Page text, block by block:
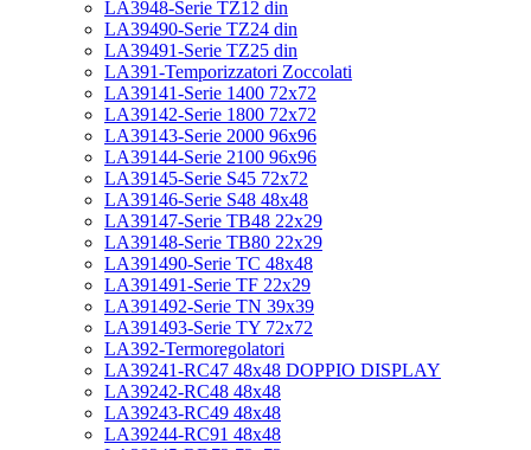
LA3948-Serie TZ12 din
LA39490-Serie TZ24 din
LA39491-Serie TZ25 din
LA391-Temporizzatori Zoccolati
LA39141-Serie 1400 72x72
LA39142-Serie 1800 72x72
LA39143-Serie 2000 96x96
LA39144-Serie 2100 96x96
LA39145-Serie S45 72x72
LA39146-Serie S48 48x48
LA39147-Serie TB48 22x29
LA39148-Serie TB80 22x29
LA391490-Serie TC 48x48
LA391491-Serie TF 22x29
LA391492-Serie TN 39x39
LA391493-Serie TY 72x72
LA392-Termoregolatori
LA39241-RC47 48x48 DOPPIO DISPLAY
LA39242-RC48 48x48
LA39243-RC49 48x48
LA39244-RC91 48x48